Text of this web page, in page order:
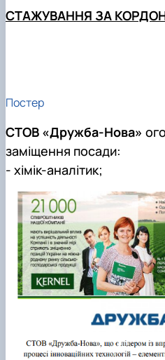
СТАЖУВАННЯ ЗА
Постер
СТОВ «Дружба-Нова»
заміщення посади:
- хімік-аналітик;